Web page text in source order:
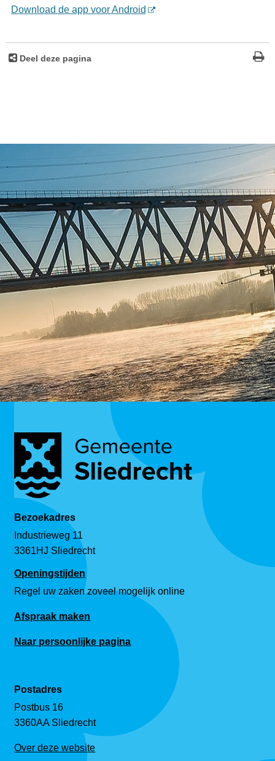
Download de app voor Android
Deel deze pagina
Bezoekadres
Industrieweg 11
3361HJ Sliedrecht
Openingstijden
Regel uw zaken zoveel mogelijk online
Afspraak maken
Naar persoonlijke pagina
Postadres
Postbus 16
3360AA Sliedrecht
Over deze website